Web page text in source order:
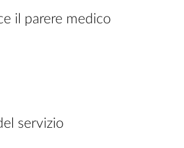
il parere medico
servizio